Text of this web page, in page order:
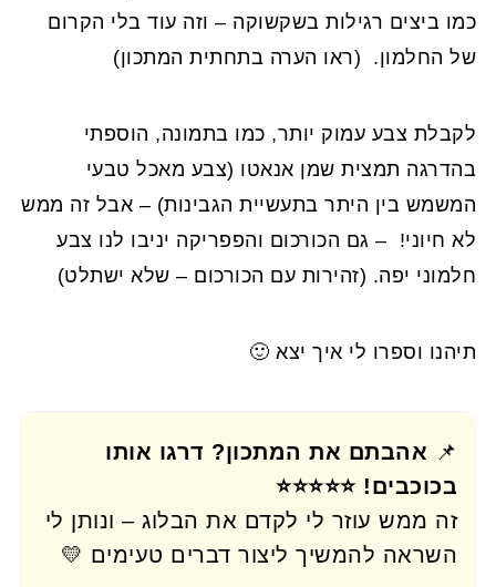
כמו ביצים רגילות בשקשוקה – וזה עוד בלי הקרום
של החלמון. (ראו הערה בתחתית המתכון)
לקבלת צבע עמוק יותר, כמו בתמונה, הוספתי
בהדרגה תמצית שמן אנאטו (צבע מאכל טבעי
המשמש בין היתר בתעשיית הגבינות) – אבל זה ממש
לא חיוני! – גם הכורכום והפפריקה יניבו לנו צבע
חלמוני יפה. (זהירות עם הכורכום – שלא ישתלט)
תיהנו וספרו לי איך יצא 🙂
📌 אהבתם את המתכון? דרגו אותו
בכוכבים! ⭐⭐⭐⭐⭐
זה ממש עוזר לי לקדם את הבלוג – ונותן לי
השראה להמשיך ליצור דברים טעימים 💛